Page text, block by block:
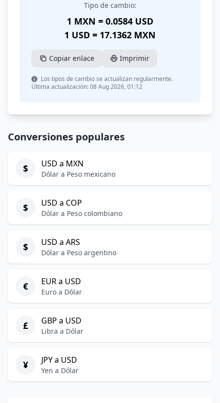
Tipo de cambio:
1 MXN = 0.0584 USD
1 USD = 17.1362 MXN
Copiar enlace Imprimir
Los tipos de cambio se actualizan regularmente.
Última actualización: 08 Aug 2026, 01:12
Conversiones populares
$ USD a MXN
Dólar a Peso mexicano
$ USD a COP
Dólar a Peso colombiano
$ USD a ARS
Dólar a Peso argentino
€ EUR a USD
Euro a Dólar
£ GBP a USD
Libra a Dólar
¥ JPY a USD
Yen a Dólar